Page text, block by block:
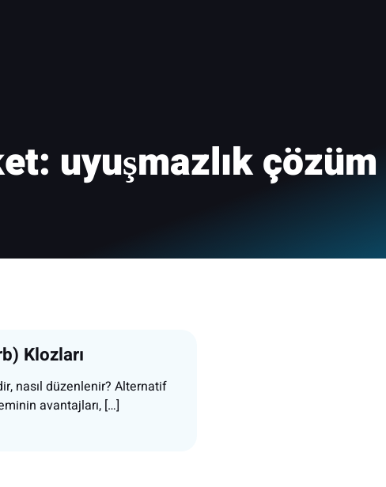
uyuşmazlık
Klozları
nasıl düzenlenir? Alternatif
avantajları, […]